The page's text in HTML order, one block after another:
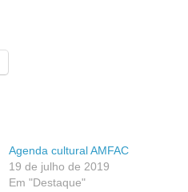
Agenda cultural AMFAC
19 de julho de 2019
Em "Destaque"